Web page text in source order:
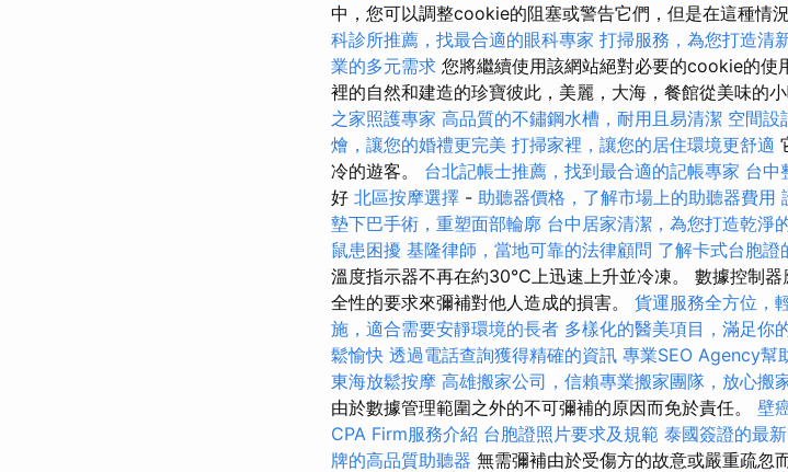
中，您可以調整cookie的阻塞或警告它們，但是在這種情
科診所推薦，找最合適的眼科專家 打掃服務，為您打造清
業的多元需求 您將繼續使用該網站絕對必要的cookie的使
裡的自然和建造的珍寶彼此，美麗，大海，餐館從美味的
之家照護專家 高品質的不鏽鋼水槽，耐用且易清潔 空間設
燴，讓您的婚禮更完美 打掃家裡，讓您的居住環境更舒適
冷的遊客。 台北記帳士推薦，找到最合適的記帳專家 台中
好 北區按摩選擇 - 助聽器價格，了解市場上的助聽器費用
墊下巴手術，重塑面部輪廓 台中居家清潔，為您打造乾淨
鼠患困擾 基隆律師，當地可靠的法律顧問 了解卡式台胞證
溫度指示器不再在約30°C上迅速上升並冷凍。 數據控制
全性的要求來彌補對他人造成的損害。 貨運服務全方位，
施，適合需要安靜環境的長者 多樣化的醫美項目，滿足你
鬆愉快 透過電話查詢獲得精確的資訊 專業SEO Agency幫
東海放鬆按摩 高雄搬家公司，信賴專業搬家團隊，放心搬
由於數據管理範圍之外的不可彌補的原因而免於責任。 壁
CPA Firm服務介紹 台胞證照片要求及規範 泰國簽證的最
牌的高品質助聽器 無需彌補由於受傷方的故意或嚴重疏忽